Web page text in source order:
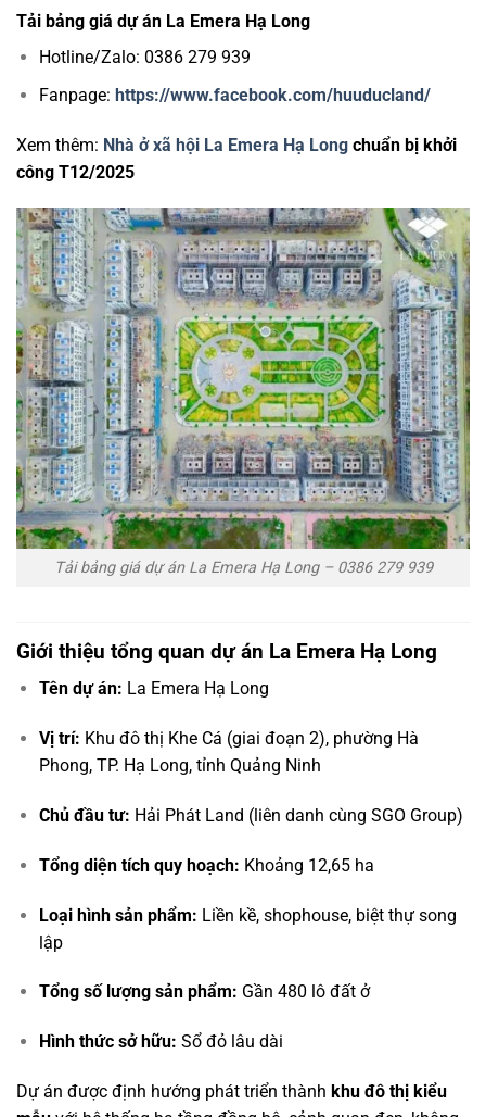
Tải bảng giá dự án La Emera Hạ Long
Hotline/Zalo: 0386 279 939
Fanpage: https://www.facebook.com/huuducland/
Xem thêm: Nhà ở xã hội La Emera Hạ Long chuẩn bị khởi
công T12/2025
Tải bảng giá dự án La Emera Hạ Long – 0386 279 939
Giới thiệu tổng quan dự án La Emera Hạ Long
Tên dự án: La Emera Hạ Long
Vị trí: Khu đô thị Khe Cá (giai đoạn 2), phường Hà
Phong, TP. Hạ Long, tỉnh Quảng Ninh
Chủ đầu tư: Hải Phát Land (liên danh cùng SGO Group)
Tổng diện tích quy hoạch: Khoảng 12,65 ha
Loại hình sản phẩm: Liền kề, shophouse, biệt thự song
lập
Tổng số lượng sản phẩm: Gần 480 lô đất ở
Hình thức sở hữu: Sổ đỏ lâu dài
Dự án được định hướng phát triển thành khu đô thị kiểu